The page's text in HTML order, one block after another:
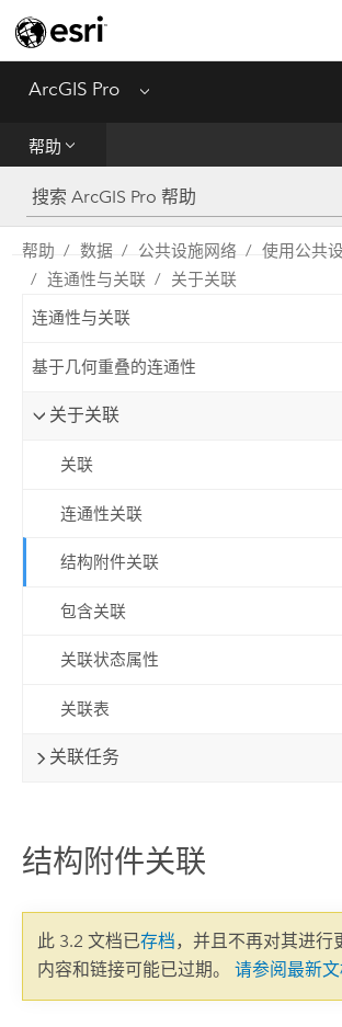
ArcGIS Pro Menu
帮助
工具参考
Python
SDK
帮助 数据 公共设施网络
使用公共
连通性与关联
关于关联
连通性与关联
基于几何重叠的连通性
关于关联
关联
连通性关联
结构附件关联
包含关联
关联状态属性
关联表
关联任务
结构附件关联
此 3.2 文档已存档，并且不再对其进行
内容和链接可能已过期。 请参阅最新